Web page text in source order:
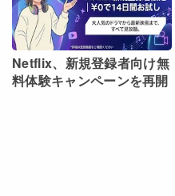
Netflix、新規登録者向け無
料体験キャンペーンを再開